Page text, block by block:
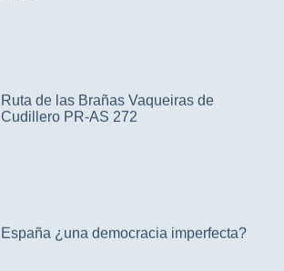
Ruta de las Brañas Vaqueiras de
Cudillero PR-AS 272
España ¿una democracia imperfecta?